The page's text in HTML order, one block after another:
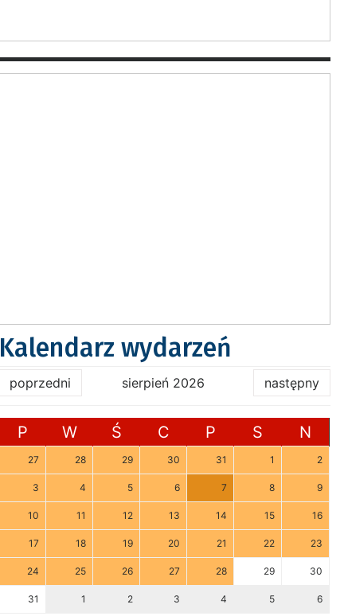
Kalendarz wydarzeń
poprzedni sierpień 2026 następny
P W Ś C P S N
27 28 29 30 31 1 2
3 4 5 6 7 8 9
10 11 12 13 14 15 16
17 18 19 20 21 22 23
24 25 26 27 28 29 30
31 1 2 3 4 5 6